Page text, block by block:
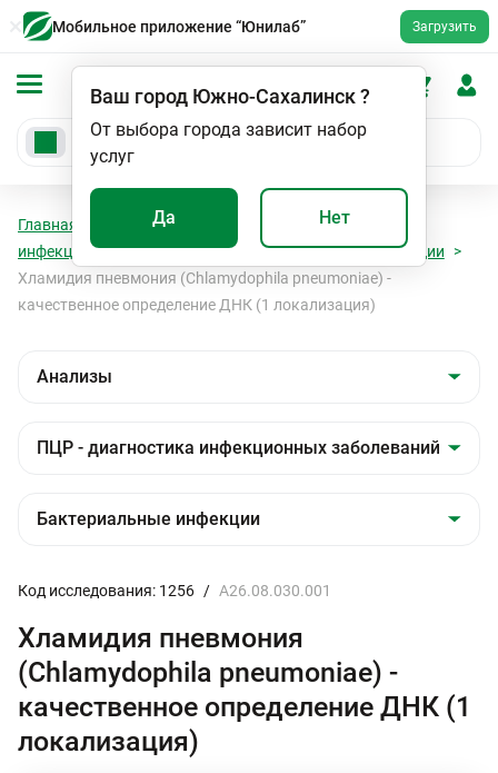
Мобильное приложение “Юнилаб” Загрузить
Ваш город Южно-Сахалинск?
От выбора города зависит набор
услуг
Да Нет
Главная Анализы
ПЦР - диагностика
инфекционных заболеваний
Бактериальные инфекции
Хламидия пневмония (Chlamydophila pneumoniae) -
качественное определение ДНК (1 локализация)
Код исследования: 1256 / A26.08.030.001
Хламидия пневмония
(Chlamydophila pneumoniae) -
качественное определение ДНК (1
локализация)